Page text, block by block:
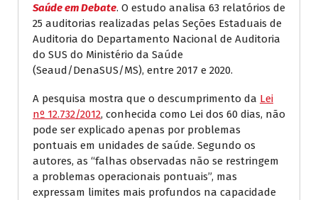
Saúde em Debate. O estudo analisa 63 relatórios de
25 auditorias realizadas pelas Seções Estaduais de
Auditoria do Departamento Nacional de Auditoria
do SUS do Ministério da Saúde
(Seaud/DenaSUS/MS), entre 2017 e 2020.
A pesquisa mostra que o descumprimento da Lei
nº 12.732/2012, conhecida como Lei dos 60 dias, não
pode ser explicado apenas por problemas
pontuais em unidades de saúde. Segundo os
autores, as “falhas observadas não se restringem
a problemas operacionais pontuais”, mas
expressam limites mais profundos na capacidade